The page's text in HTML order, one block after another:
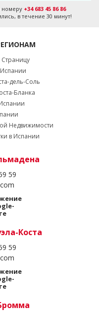
номеру +34 683 45 86 86
в течение 30 минут!
дель-Соль
Бланка
Недвижимости
в Испании
59
Коста
59